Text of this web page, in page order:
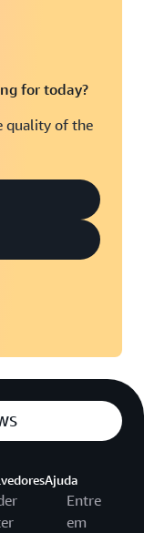
for today?
quality of the
Ajuda
Entre
em